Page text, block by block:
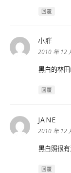
回覆
小胖
示:
2010 年 12
黑白的林田
回覆
JANE
示:
2010 年 12
黑白照很
回覆